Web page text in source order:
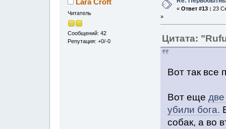
Читатель
Сообщений: 42
Репутация: +0/-0
« Ответ #13 : 23
»
Цитата:
Вот так все
Вот еще две
убили бога.
собак, а во